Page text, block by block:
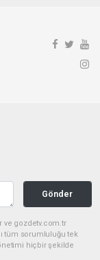
Gönder
ve gozdetv.com.tr
tüm sorumluluğu tek
hiçbir şekilde